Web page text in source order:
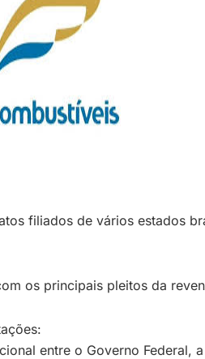
filiados de vários estados
os principais pleitos da
entre o Governo Federal,